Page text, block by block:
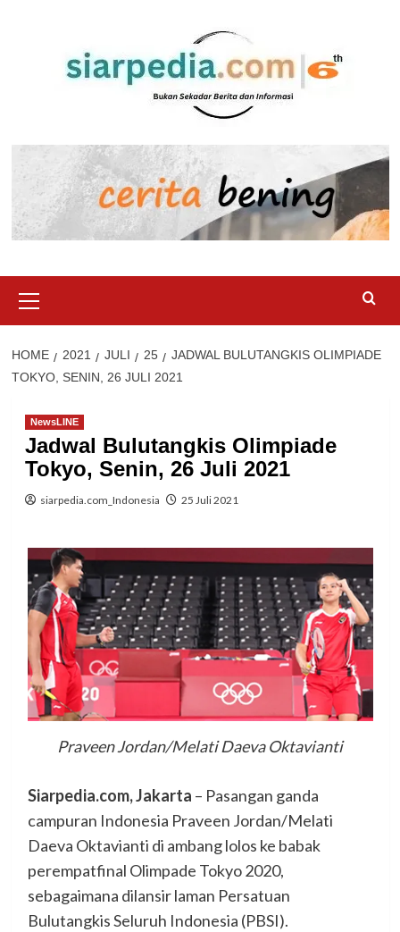
Menu
HOME 2021 JULI 25
JADWAL BULUTANGKIS OLIMPIADE
TOKYO, SENIN, 26 JULI 2021
NewsLINE
Jadwal Bulutangkis Olimpiade
Tokyo, Senin, 26 Juli 2021
siarpedia.com_Indonesia 25 Juli 2021
Praveen Jordan/Melati Daeva Oktavianti
Siarpedia.com, Jakarta – Pasangan ganda
campuran Indonesia Praveen Jordan/Melati
Daeva Oktavianti di ambang lolos ke babak
perempatfinal Olimpade Tokyo 2020,
sebagaimana dilansir laman Persatuan
Bulutangkis Seluruh Indonesia (PBSI).